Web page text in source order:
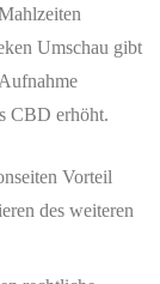
Umschau gibt
CBD erhöht.
Vorteil
des weiteren